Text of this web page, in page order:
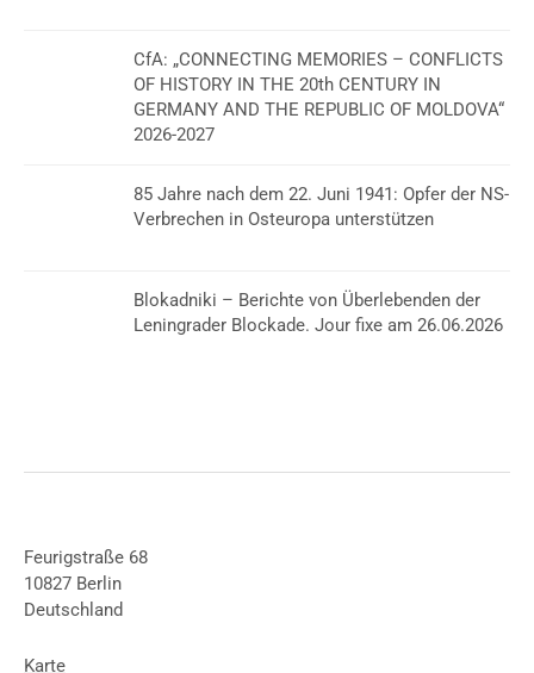
CfA: „CONNECTING MEMORIES – CONFLICTS
OF HISTORY IN THE 20th CENTURY IN
GERMANY AND THE REPUBLIC OF MOLDOVA“
2026-2027
85 Jahre nach dem 22. Juni 1941: Opfer der NS-
Verbrechen in Osteuropa unterstützen
Blokadniki – Berichte von Überlebenden der
Leningrader Blockade. Jour fixe am 26.06.2026
Feurigstraße 68
10827 Berlin
Deutschland
Karte